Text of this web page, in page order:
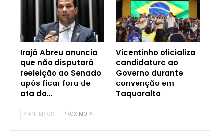
Irajá Abreu anuncia
que não disputará
reeleição ao Senado
após ficar fora de
ata do…
Vicentinho oficializa
candidatura ao
Governo durante
convenção em
Taquaralto
ANTERIOR PRÓXIMO